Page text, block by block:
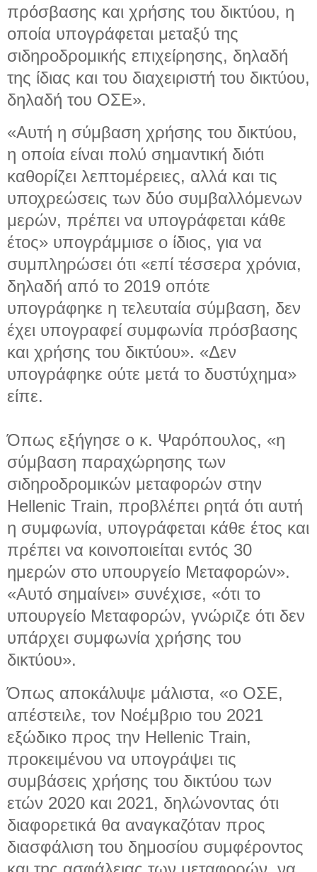
πρόσβασης και χρήσης του δικτύου, η
οποία υπογράφεται μεταξύ της
σιδηροδρομικής επιχείρησης, δηλαδή
της ίδιας και του διαχειριστή του δικτύου,
δηλαδή του ΟΣΕ».
«Αυτή η σύμβαση χρήσης του δικτύου,
η οποία είναι πολύ σημαντική διότι
καθορίζει λεπτομέρειες, αλλά και τις
υποχρεώσεις των δύο συμβαλλόμενων
μερών, πρέπει να υπογράφεται κάθε
έτος» υπογράμμισε ο ίδιος, για να
συμπληρώσει ότι «επί τέσσερα χρόνια,
δηλαδή από το 2019 οπότε
υπογράφηκε η τελευταία σύμβαση, δεν
έχει υπογραφεί συμφωνία πρόσβασης
και χρήσης του δικτύου». «Δεν
υπογράφηκε ούτε μετά το δυστύχημα»
είπε.
Όπως εξήγησε ο κ. Ψαρόπουλος, «η
σύμβαση παραχώρησης των
σιδηροδρομικών μεταφορών στην
Hellenic Train, προβλέπει ρητά ότι αυτή
η συμφωνία, υπογράφεται κάθε έτος και
πρέπει να κοινοποιείται εντός 30
ημερών στο υπουργείο Μεταφορών».
«Αυτό σημαίνει» συνέχισε, «ότι το
υπουργείο Μεταφορών, γνώριζε ότι δεν
υπάρχει συμφωνία χρήσης του
δικτύου».
Όπως αποκάλυψε μάλιστα, «ο ΟΣΕ,
απέστειλε, τον Νοέμβριο του 2021
εξώδικο προς την Hellenic Train,
προκειμένου να υπογράψει τις
συμβάσεις χρήσης του δικτύου των
ετών 2020 και 2021, δηλώνοντας ότι
διαφορετικά θα αναγκαζόταν προς
διασφάλιση του δημοσίου συμφέροντος